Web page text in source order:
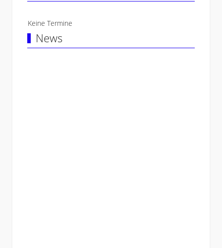
Keine Termine
News